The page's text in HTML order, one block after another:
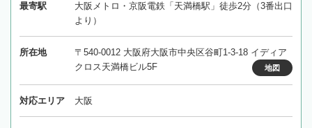
最寄駅
大阪メトロ・京阪電鉄「天満橋駅」徒歩2分（3番出口
より）
所在地
〒540-0012 大阪府大阪市中央区谷町1-3-18 イディア
クロス天満橋ビル5F
地図
対応エリア 大阪